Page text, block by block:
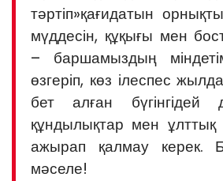
тәртіп»қағидатын
мүддесін, құқығы мен
– баршамыздың
өзгеріп, көз ілеспес
бет алған бүгінгідей
құндылықтар мен ұлттық
ажырап қалмау керек.
мәселе!